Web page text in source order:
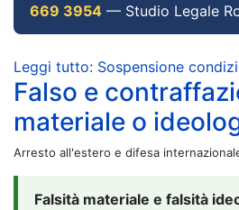
669 3954 — Studio Legale
Leggi tutto: Sospensione
Falso e
materiale o
Arresto all'estero e difesa
Falsità materiale e falsità